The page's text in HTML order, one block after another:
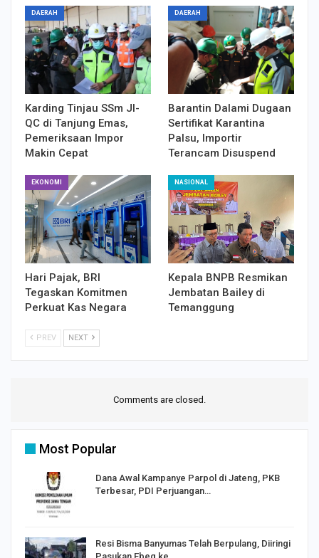
DAERAH
Karding Tinjau SSm JI-
QC di Tanjung Emas,
Pemeriksaan Impor
Makin Cepat
DAERAH
Barantin Dalami Dugaan
Sertifikat Karantina
Palsu, Importir
Terancam Disuspend
EKONOMI
Hari Pajak, BRI
Tegaskan Komitmen
Perkuat Kas Negara
NASIONAL
Kepala BNPB Resmikan
Jembatan Bailey di
Temanggung
PREV NEXT
Comments are closed.
Most Popular
Dana Awal Kampanye Parpol di Jateng, PKB
Terbesar, PDI Perjuangan…
Resi Bisma Banyumas Telah Berpulang, Diiringi